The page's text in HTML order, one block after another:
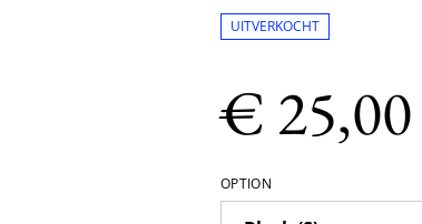
UITVERKOCHT
€ 25,00
OPTION